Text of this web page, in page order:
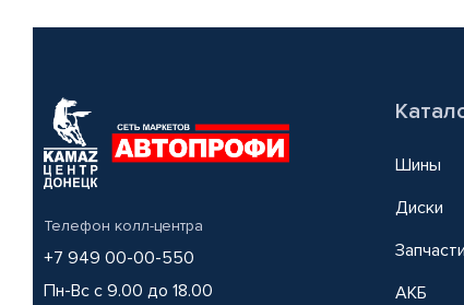
Телефон колл-центра
+7 949 00-00-550
Пн-Вс с 9.00 до 18.00
Шины
Диски
Запчасти
АКБ